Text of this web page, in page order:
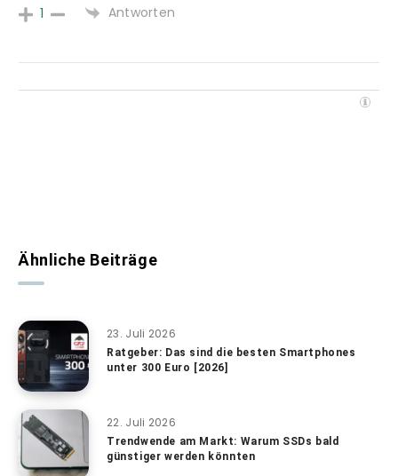
1 Antworten
Ähnliche Beiträge
23. Juli 2026
Ratgeber: Das sind die besten Smartphones
unter 300 Euro [2026]
22. Juli 2026
Trendwende am Markt: Warum SSDs bald
günstiger werden könnten